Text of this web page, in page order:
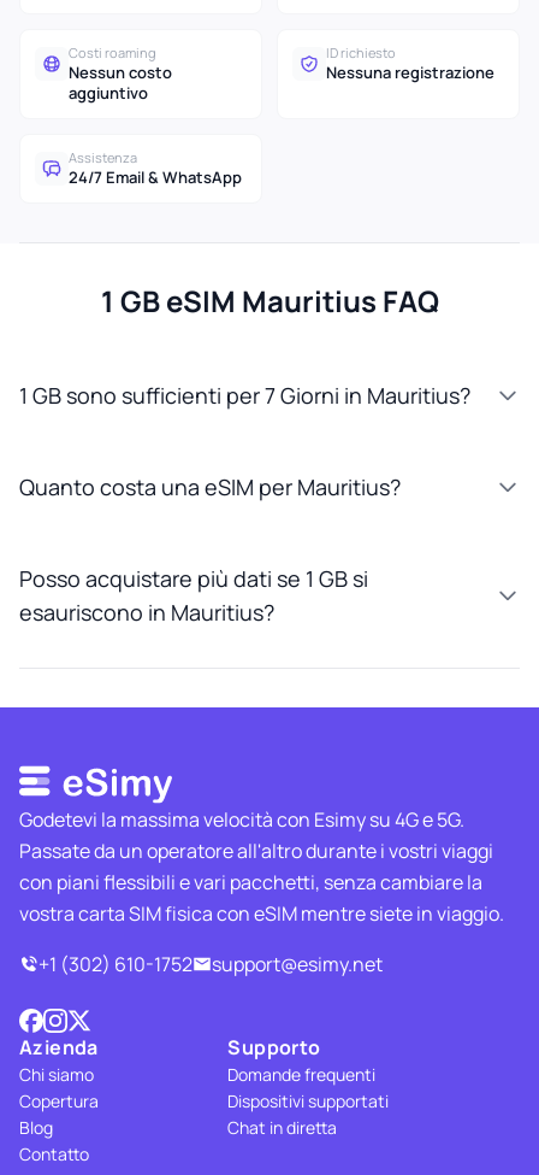
Costi roaming
Nessun costo
aggiuntivo
ID richiesto
Nessuna registrazione
Assistenza
24/7 Email & WhatsApp
1 GB eSIM Mauritius FAQ
1 GB sono sufficienti per 7 Giorni in Mauritius?
Quanto costa una eSIM per Mauritius?
Posso acquistare più dati se 1 GB si
esauriscono in Mauritius?
Godetevi la massima velocità con Esimy su 4G e 5G.
Passate da un operatore all'altro durante i vostri viaggi
con piani flessibili e vari pacchetti, senza cambiare la
vostra carta SIM fisica con eSIM mentre siete in viaggio.
+1 (302) 610-1752
support@esimy.net
Azienda
Chi siamo
Copertura
Blog
Contatto
Supporto
Domande frequenti
Dispositivi supportati
Chat in diretta